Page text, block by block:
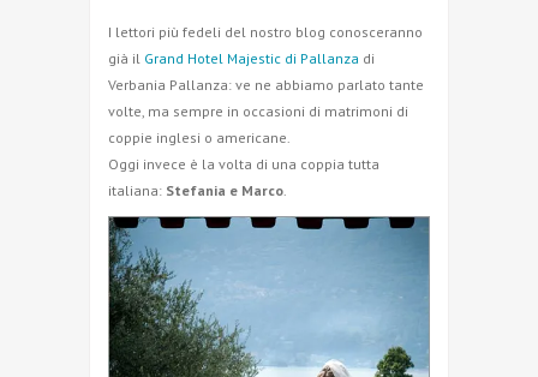
I lettori più fedeli del nostro blog conosceranno
già il Grand Hotel Majestic di Pallanza di
Verbania Pallanza: ve ne abbiamo parlato tante
volte, ma sempre in occasioni di matrimoni di
coppie inglesi o americane.
Oggi invece è la volta di una coppia tutta
italiana: Stefania e Marco.